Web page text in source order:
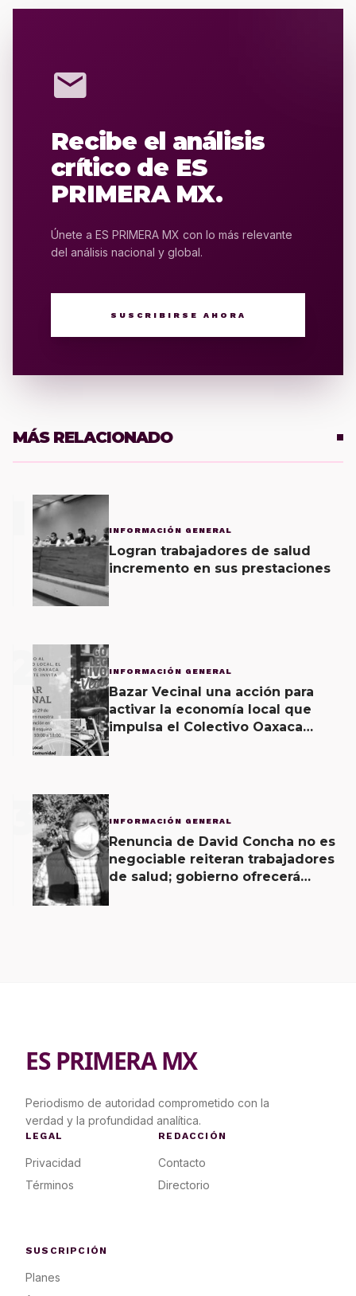
mail
Recibe el análisis
crítico de ES
PRIMERA MX.
Únete a ES PRIMERA MX con lo más relevante
del análisis nacional y global.
SUSCRIBIRSE AHORA
MÁS RELACIONADO
INFORMACIÓN GENERAL
Logran trabajadores de salud
incremento en sus prestaciones
2 INFORMACIÓN GENERAL
Bazar Vecinal una acción para
activar la economía local que
impulsa el Colectivo Oaxaca
3 INFORMACIÓN GENERAL
Renuncia de David Concha no es
negociable reiteran trabajadores
de salud; gobierno ofrecerá
ES PRIMERA MX
Periodismo de autoridad comprometido con la
verdad y la profundidad analítica.
LEGAL
Privacidad
Términos
REDACCIÓN
Contacto
Directorio
SUSCRIPCIÓN
Planes